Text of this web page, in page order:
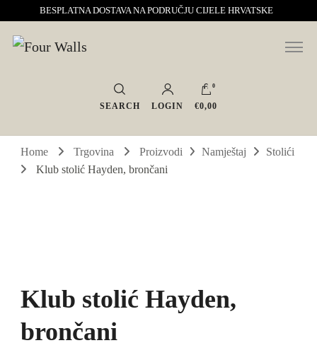
BESPLATNA DOSTAVA NA PODRUČJU CIJELE HRVATSKE
Four Walls
Sve za interijer po Vašoj mjeri. Salon namještaja, dekoracije i rasvjete.
Interijeri s karakterom
SEARCH LOGIN
0
€0,00
Home Trgovina Proizvodi Namještaj
Stolići
Klub stolić Hayden, brončani
Klub stolić Hayden,
brončani